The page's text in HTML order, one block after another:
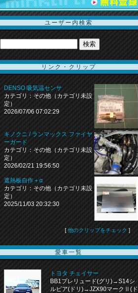
ユーザー内検索
リンク・クリップ
DENSO 吸気温センサ
カテゴリ：その他（カテゴリ未設
定）
2026/07/06 07:02:29
キノクニ / ランマックス ファイヤ
ーガード
カテゴリ：その他（カテゴリ未設
定）
2026/02/21 19:56:50
遮熱板自作＋α
カテゴリ：その他（カテゴリ未設
定）
2025/11/03 20:32:30
[ 他のクリップをチェック ]
愛車一覧
トヨタ チェイサー
BB1プレリュード(グリ)→S14シ
ルビア(ドリ)→JZX90マークⅡ(ド